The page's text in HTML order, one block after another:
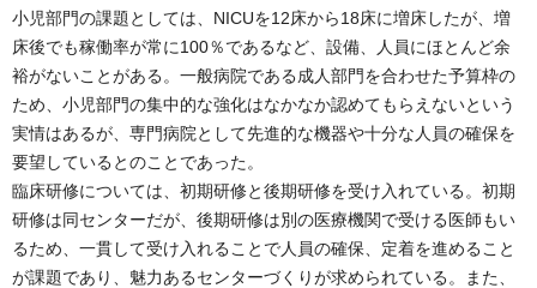
小児部門の課題としては、NICUを12床から18床に増床したが、増
床後でも稼働率が常に100％であるなど、設備、人員にほとんど余
裕がないことがある。一般病院である成人部門を合わせた予算枠の
ため、小児部門の集中的な強化はなかなか認めてもらえないという
実情はあるが、専門病院として先進的な機器や十分な人員の確保を
要望しているとのことであった。
臨床研修については、初期研修と後期研修を受け入れている。初期
研修は同センターだが、後期研修は別の医療機関で受ける医師もい
るため、一貫して受け入れることで人員の確保、定着を進めること
が課題であり、魅力あるセンターづくりが求められている。また、